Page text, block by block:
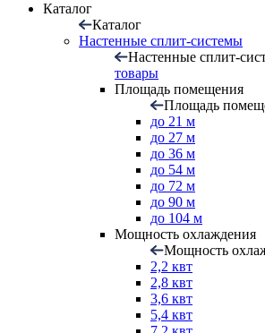
Каталог
Каталог
Настенные сплит-системы
Настенные сплит-
товары
Площадь помещения
Площадь
до 21 м
до 27 м
до 36 м
до 54 м
до 72 м
до 90 м
до 104 м
Мощность охлаждения
Мощность
2,2 квт
2,8 квт
3,6 квт
5,4 квт